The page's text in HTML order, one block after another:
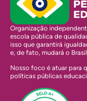
Organização
escola pública de
isso que garantirá
e, de fato, mudará o
Nosso foco é atuar para
políticas públicas